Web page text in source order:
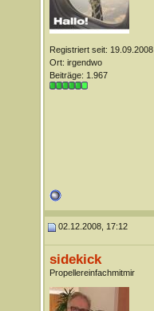
Registriert seit: 19.09.2008
Ort: irgendwo
Beiträge: 1.967
02.12.2008, 17:12
sidekick
Propellereinfachmitmir